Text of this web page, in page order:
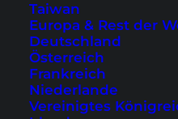
Taiwan
Europa & Rest der
Deutschland
Österreich
Frankreich
Niederlande
Vereinigtes
– unser Hoteltipp
Die unserer Meinung
Übernachtung ist
Altstadt – idealerweise